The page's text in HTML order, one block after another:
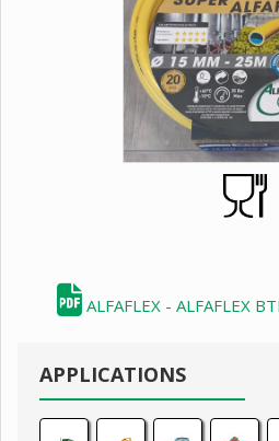
ALFAFLEX - ALFAFLEX
APPLICATIONS